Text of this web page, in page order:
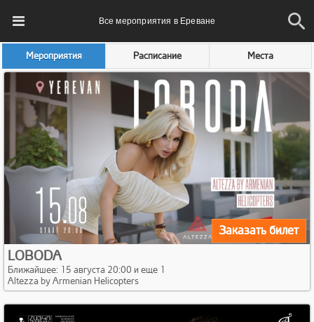
Все мероприятия в Ереване
Мероприятия Расписание Места
Заказать билет
LOBODA
Ближайшее: 15 августа 20:00 и еще 1
Altezza by Armenian Helicopters